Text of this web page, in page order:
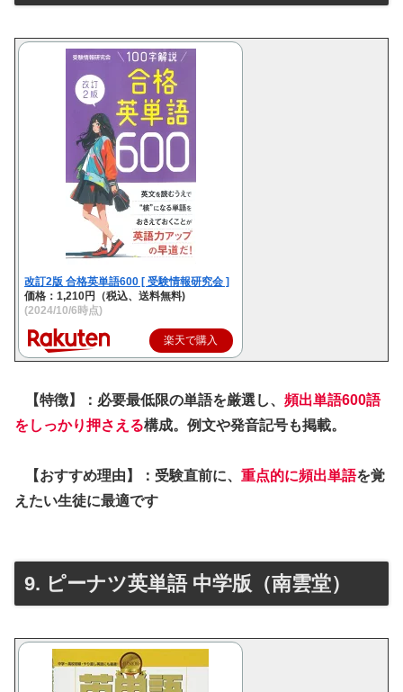
改訂2版 合格英単語600 [ 受験情報研究会 ]
価格：1,210円（税込、送料無料)
(2024/10/6時点)
楽天で購入
【特徴】：必要最低限の単語を厳選し、 頻出単語600語
をしっかり押さえる構成。例文や発音記号も掲載。
【おすすめ理由】：受験直前に、 重点的に頻出単語を覚
えたい生徒に最適です
9. ピーナツ英単語 中学版（南雲堂）